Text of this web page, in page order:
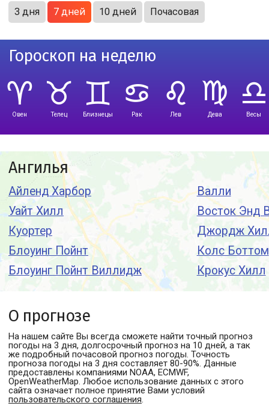
3 дня 7 дней 10 дней Почасовая
Гороскоп на неделю
Овен Телец Близнецы Рак Лев Дева Весы
Ангилья
Айленд Харбор
Уайт Хилл
Куортер
Блоуинг Пойнт
Блоуинг Пойнт Виллидж
Валли
Восток Энд
Джордж
Колс Боттом
Крокус Хилл
О прогнозе
На нашем сайте Вы всегда сможете найти точный прогноз
погоды на 3 дня, долгосрочный прогноз на 10 дней, а так
же подробный почасовой прогноз погоды. Точность
прогноза погоды на 3 дня составляет 80-90%. Данные
предоставлены компаниями NOAA, ECMWF,
OpenWeatherMap. Любое использование данных с этого
сайта означает полное принятие Вами условий
пользовательского соглашения.